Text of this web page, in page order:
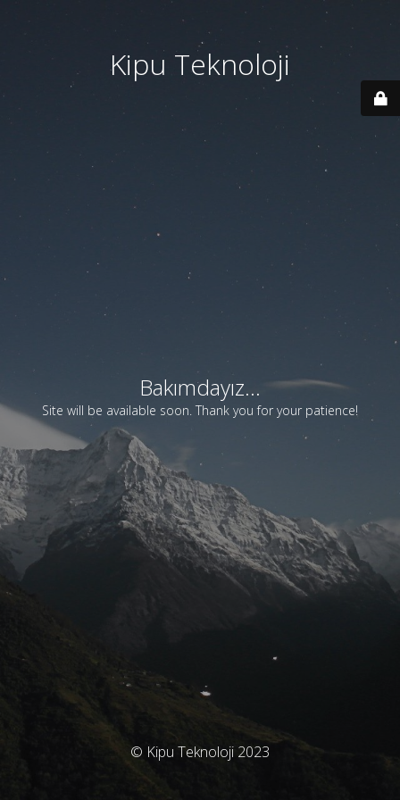
Kipu Teknoloji
Bakımdayız...
Site will be available soon. Thank you for your patience!
© Kipu Teknoloji 2023